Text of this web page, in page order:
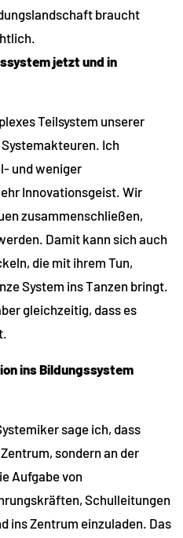
braucht
jetzt und in
Teilsystem unserer
Ich
und weniger
Innovationsgeist. Wir
zusammenschließen,
Damit kann sich auch
die mit ihrem Tun,
System ins Tanzen bringt.
gleichzeitig, dass es
ins Bildungssystem
sage ich, dass
sondern an der
Aufgabe von
Schulleitungen
ins Zentrum einzuladen. Das